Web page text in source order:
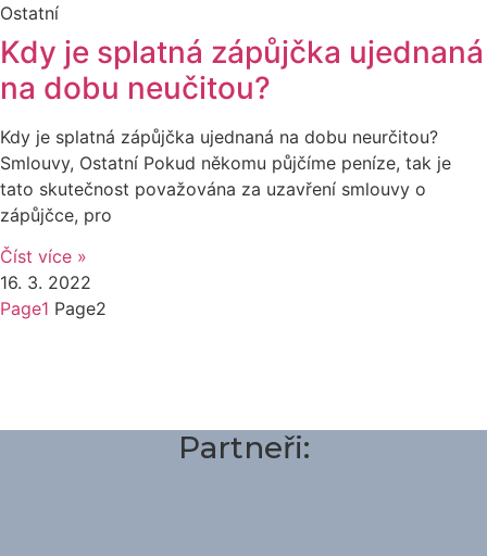
Ostatní
Kdy je splatná zápůjčka ujednaná
na dobu neučitou?
Kdy je splatná zápůjčka ujednaná na dobu neurčitou?
Smlouvy, Ostatní Pokud někomu půjčíme peníze, tak je
tato skutečnost považována za uzavření smlouvy o
zápůjčce, pro
Číst více »
16. 3. 2022
Page1 Page2
Partneři: